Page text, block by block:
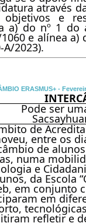
através
objetivos e
a) do nº 1 do
e alínea a)
ERASMUS+ -
de
entre os
de
numa
e
da Escola
em conjunto
em
refletir e